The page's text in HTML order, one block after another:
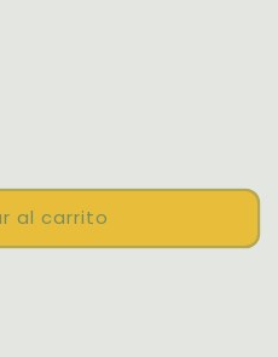
al carrito